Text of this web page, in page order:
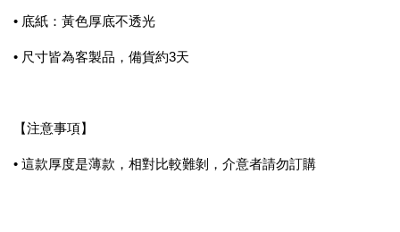
• 底紙：黃色厚底不透光
• 尺寸皆為客製品，備貨約3天
【注意事項】
• 這款厚度是薄款，相對比較難剝，介意者請勿訂購